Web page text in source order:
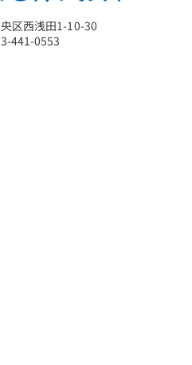
区西浅田1-10-30
441-0553